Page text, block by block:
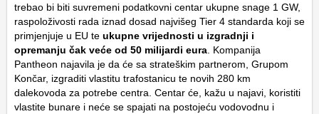
trebao bi biti suvremeni podatkovni centar ukupne snage 1 GW,
raspoloživosti rada iznad dosad najvišeg Tier 4 standarda koji se
primjenjuje u EU te ukupne vrijednosti u izgradnji i
opremanju čak veće od 50 milijardi eura . Kompanija
Pantheon najavila je da će sa strateškim partnerom, Grupom
Končar, izgraditi vlastitu trafostanicu te novih 280 km
dalekovoda za potrebe centra. Centar će, kažu u najavi, koristiti
vlastite bunare i neće se spajati na postojeću vodovodnu i